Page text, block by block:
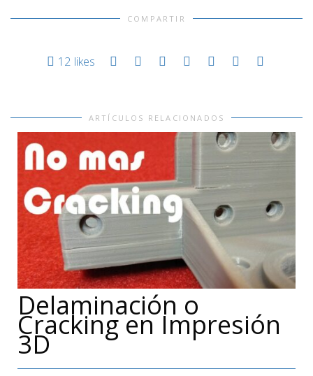
COMPARTIR
12 likes
ARTÍCULOS RELACIONADOS
Delaminación o
Cracking en Impresión
3D